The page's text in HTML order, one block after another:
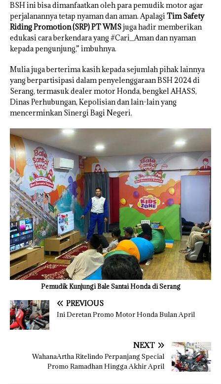
BSH ini bisa dimanfaatkan oleh para pemudik motor agar
perjalanannya tetap nyaman dan aman. ApalagiTim Safety
Riding Promotion (SRP) PT WMSjuga hadir memberikan
edukasi cara berkendara yang #Cari_Aman dan nyaman
kepada pengunjung,” imbuhnya.
Mulia juga berterima kasih kepada sejumlah pihak lainnya
yang berpartisipasi dalam penyelenggaraan BSH 2024 di
Serang, termasuk dealer motor Honda, bengkel AHASS,
Dinas Perhubungan, Kepolisian dan lain-lain yang
mencerminkan Sinergi Bagi Negeri.
Pemudik Kunjungi Bale Santai Honda di Serang
PREVIOUS
Ini Deretan Promo Motor Honda Bulan April
NEXT
WahanaArtha Ritelindo Perpanjang Special
Promo Ramadhan Hingga Akhir April